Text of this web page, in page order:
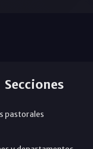
Secciones
pastorales